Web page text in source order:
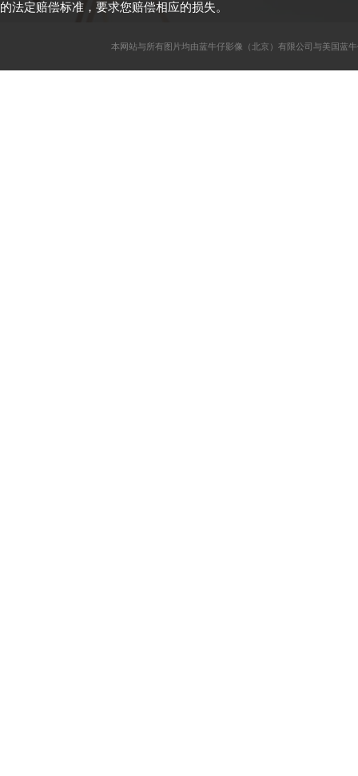
的法定赔偿标准，要求您赔偿相应的损失。
本网站与所有图片均由蓝牛仔影像（北京）有限公司与美国蓝